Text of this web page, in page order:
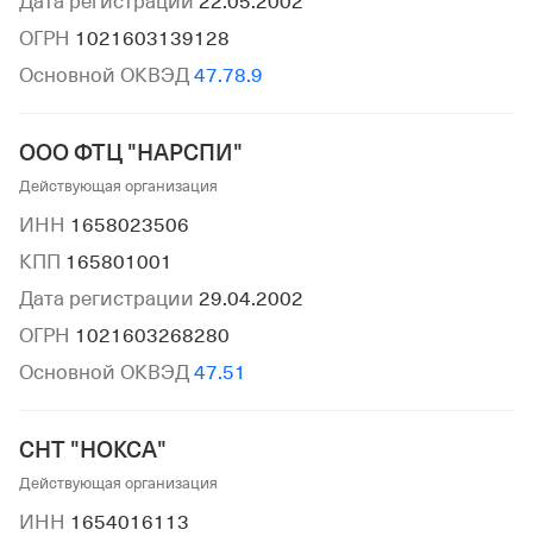
ОГРН 1021603139128
Основной ОКВЭД 47.78.9
ООО ФТЦ "НАРСПИ"
Действующая организация
ИНН 1658023506
КПП 165801001
Дата регистрации 29.04.2002
ОГРН 1021603268280
Основной ОКВЭД 47.51
СНТ "НОКСА"
Действующая организация
ИНН 1654016113